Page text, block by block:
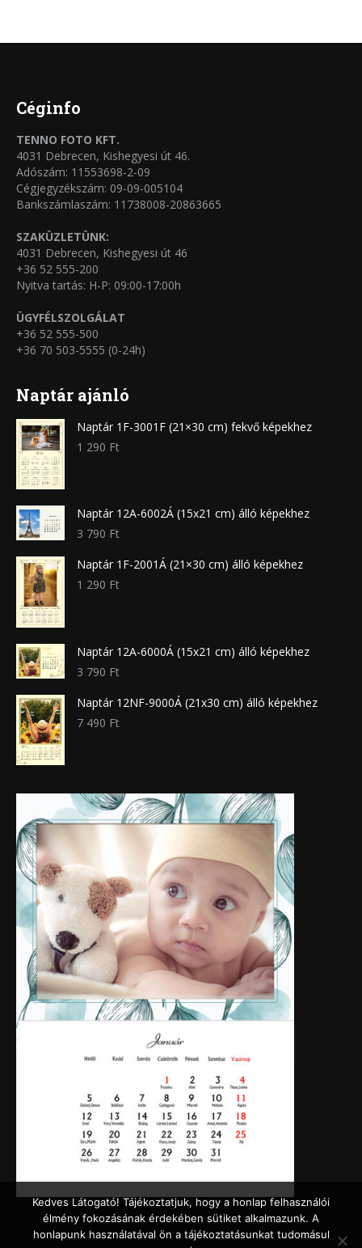
Céginfo
TENNO FOTO KFT.
4031 Debrecen, Kishegyesi út 46.
Adószám: 11553698-2-09
Cégjegyzékszám: 09-09-005104
Bankszámlaszám: 11738008-20863665
SZAKÜZLETÜNK:
4031 Debrecen, Kishegyesi út 46
+36 52 555-200
Nyitva tartás: H-P: 09:00-17:00h
ÜGYFÉLSZOLGÁLAT
+36 52 555-500
+36 70 503-5555 (0-24h)
Naptár ajánló
Naptár 1F-3001F (21×30 cm) fekvő képekhez
1 290 Ft
Naptár 12A-6002Á (15x21 cm) álló képekhez
3 790 Ft
Naptár 1F-2001Á (21×30 cm) álló képekhez
1 290 Ft
Naptár 12A-6000Á (15x21 cm) álló képekhez
3 790 Ft
Naptár 12NF-9000Á (21x30 cm) álló képekhez
7 490 Ft
Kedves Látogató! Tájékoztatjuk, hogy a honlap felhasználói
élmény fokozásának érdekében sütiket alkalmazunk. A
honlapunk használatával ön a tájékoztatásunkat tudomásul